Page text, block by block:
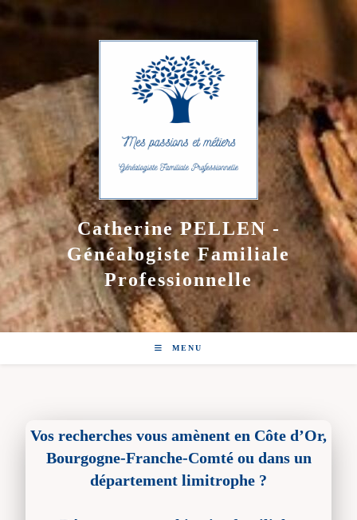
Catherine PELLEN -
Généalogiste Familiale
Professionnelle
MENU
Vos recherches vous amènent en Côte d’Or,
Bourgogne-Franche-Comté ou dans un
département limitrophe ?